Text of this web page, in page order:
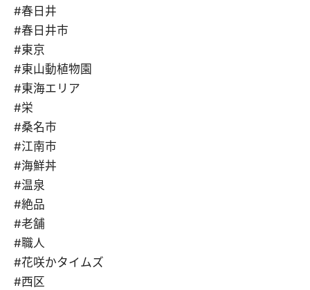
#春日井
#春日井市
#東京
#東山動植物園
#東海エリア
#栄
#桑名市
#江南市
#海鮮丼
#温泉
#絶品
#老舗
#職人
#花咲かタイムズ
#西区